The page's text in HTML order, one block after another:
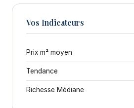
Vos Indicateurs
Prix m² moyen
Tendance
Richesse Médiane